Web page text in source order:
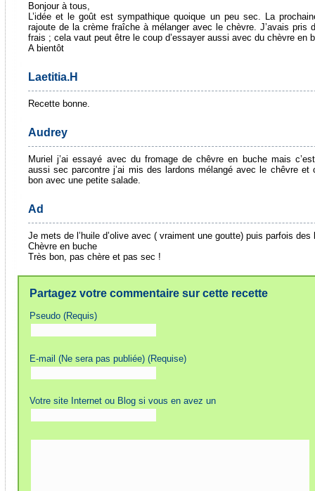
Bonjour à tous,
L’idée et le goût est sympathique quoique un peu sec. La
rajoute de la crème fraîche à mélanger avec le chèvre. J’avais pris
frais ; cela vaut peut être le coup d’essayer aussi avec du chèvre en
A bientôt
Laetitia.H
Recette bonne.
Audrey
Muriel j’ai essayé avec du fromage de chêvre en buche mais
aussi sec parcontre j’ai mis des lardons mélangé avec le chêvre et
bon avec une petite salade.
Ad
Je mets de l’huile d’olive avec ( vraiment une goutte) puis parfois des
Chèvre en buche
Très bon, pas chère et pas sec !
Partagez votre commentaire sur cette recette
Pseudo (Requis)
E-mail (Ne sera pas publiée) (Requise)
Votre site Internet ou Blog si vous en avez un